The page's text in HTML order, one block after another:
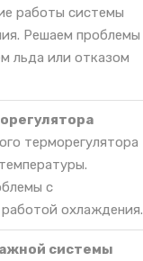
работы системы
Решаем проблемы
льда или отказом
терморегулятора
с
охлаждения.
системы